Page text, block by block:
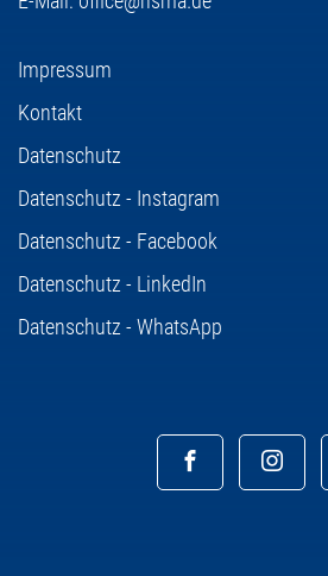
Impressum
Kontakt
Datenschutz
Datenschutz - Instagram
Datenschutz - Facebook
Datenschutz - LinkedIn
Datenschutz - WhatsApp